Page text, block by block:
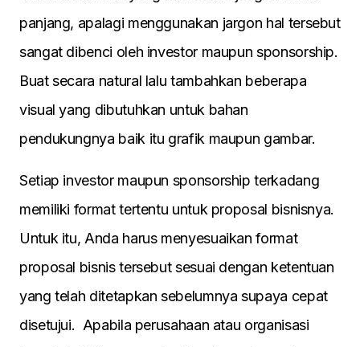
panjang, apalagi menggunakan jargon hal tersebut
sangat dibenci oleh investor maupun sponsorship.
Buat secara natural lalu tambahkan beberapa
visual yang dibutuhkan untuk bahan
pendukungnya baik itu grafik maupun gambar.
Setiap investor maupun sponsorship terkadang
memiliki format tertentu untuk proposal bisnisnya.
Untuk itu, Anda harus menyesuaikan format
proposal bisnis tersebut sesuai dengan ketentuan
yang telah ditetapkan sebelumnya supaya cepat
disetujui. Apabila perusahaan atau organisasi